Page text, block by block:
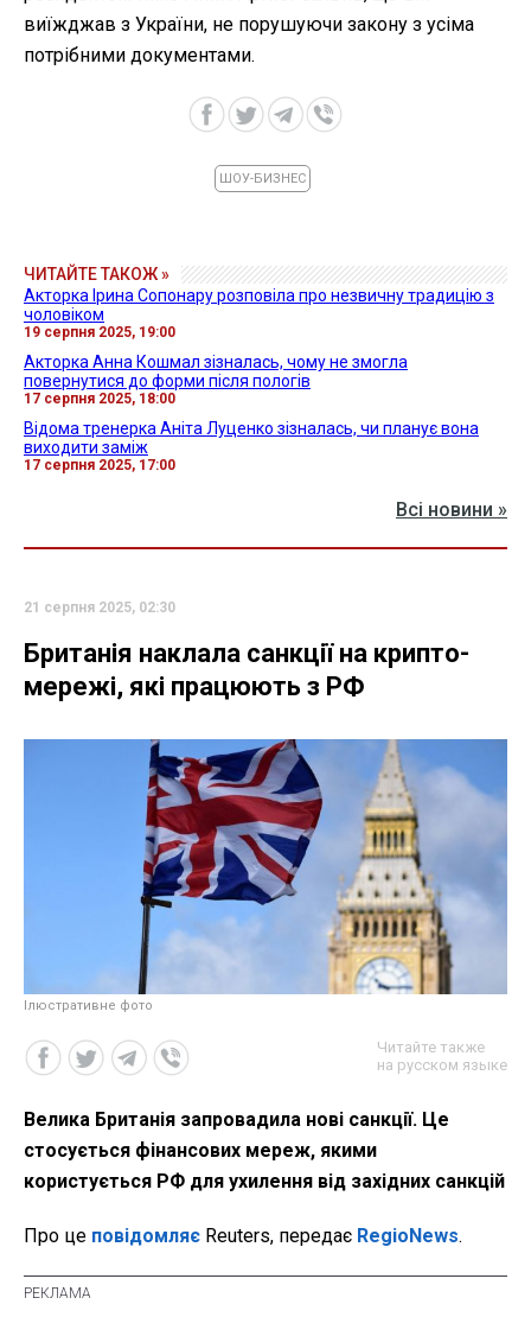
виїжджав з України, не порушуючи закону з усіма
потрібними документами.
ШОУ-БИЗНЕС
ЧИТАЙТЕ ТАКОЖ »
Акторка Ірина Сопонару розповіла про незвичну традицію з
чоловіком
19 серпня 2025, 19:00
Акторка Анна Кошмал зізналась, чому не змогла
повернутися до форми після пологів
17 серпня 2025, 18:00
Відома тренерка Аніта Луценко зізналась, чи планує вона
виходити заміж
17 серпня 2025, 17:00
Всі новини »
21 серпня 2025, 02:30
Британія наклала санкції на крипто-
мережі, які працюють з РФ
Ілюстративне фото
Читайте также
на русском языке
Велика Британія запровадила нові санкції. Це
стосується фінансових мереж, якими
користується РФ для ухилення від західних санкцій
Про це повідомляє Reuters, передає RegioNews.